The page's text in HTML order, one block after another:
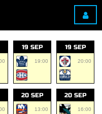
19 SEP
19:00
19 SEP
20:00
20 SEP
13:00
20 SEP
16:00